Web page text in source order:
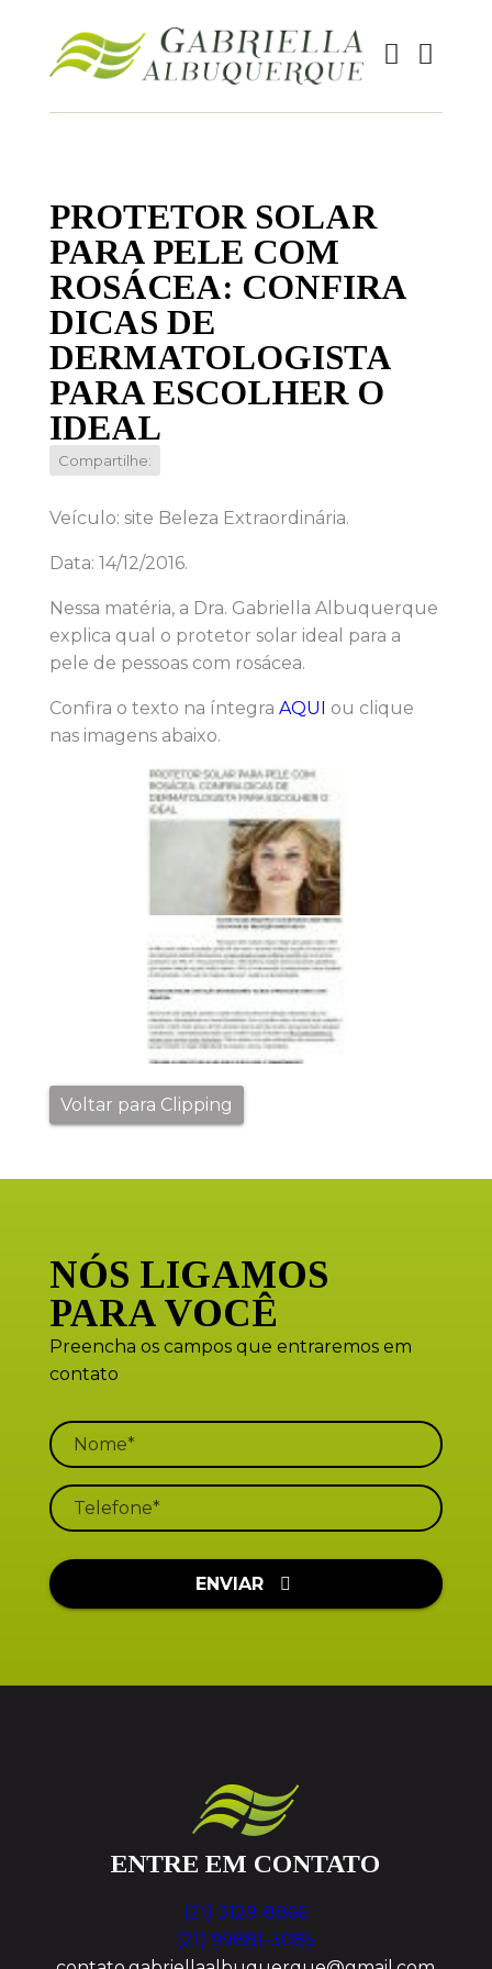
PROTETOR SOLAR
PARA PELE COM
ROSÁCEA: CONFIRA
DICAS DE
DERMATOLOGISTA
PARA ESCOLHER O
IDEAL
Compartilhe:
Veículo: site Beleza Extraordinária.
Data: 14/12/2016.
Nessa matéria, a Dra. Gabriella Albuquerque
explica qual o protetor solar ideal para a
pele de pessoas com rosácea.
Confira o texto na íntegra AQUI ou clique
nas imagens abaixo.
Voltar para Clipping
NÓS LIGAMOS
PARA VOCÊ
Preencha os campos que entraremos em
contato
ENVIAR
ENTRE EM CONTATO
(21) 3129-8866
(21) 99881-3085